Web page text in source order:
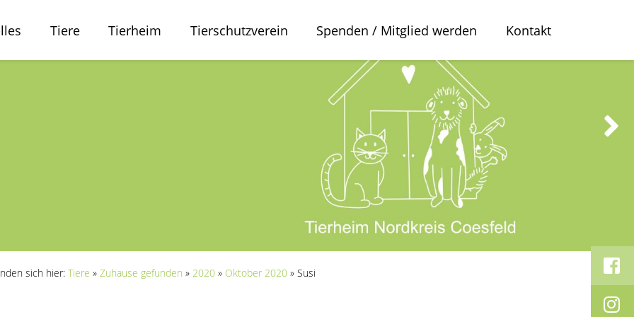
Tiere Tierheim Tierschutzverein Spenden / Mitglied werden Kontakt
sich hier: Tiere » Zuhause gefunden » 2020 » Oktober 2020 » Susi